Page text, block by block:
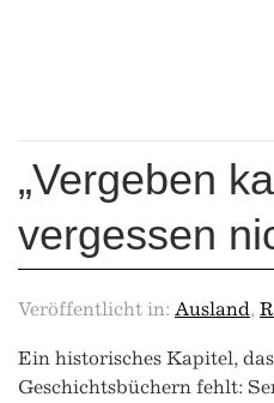
„Vergeben
vergessen
Veröffentlicht in: Ausland,
Ein historisches Kapitel,
Geschichtsbüchern fehlt: